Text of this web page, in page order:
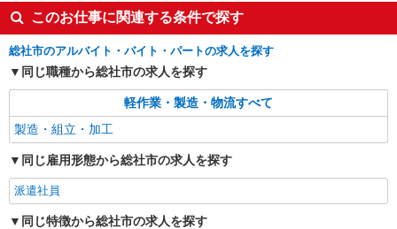
時給1,200円〜 ◆月収例）201,000円 (1,200円
×8h×20日+深夜30h) ＜参考＞ 割増賃金(時給+割
岡山県総社市久代
派遣社員
人材プロオフィス株式会社
2交替・車のアクセルやブレーキペダルの組付
け
時給1,250円〜 ◆月収例）263,170円 (1,250円
×8h×21日+残業20h+深夜70h) ＜参考＞ 割増賃金
このお仕事に関連する条件で探す
総社市のアルバイト・バイト・パートの求人を探す
同じ職種から総社市の求人を探す
軽作業・製造・物流すべて
製造・組立・加工
同じ雇用形態から総社市の求人を探す
派遣社員
同じ特徴から総社市の求人を探す